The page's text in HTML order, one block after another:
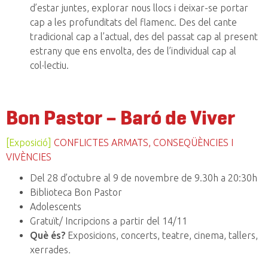
d’estar juntes, explorar nous llocs i deixar-se portar
cap a les profunditats del flamenc. Des del cante
tradicional cap a l’actual, des del passat cap al present
estrany que ens envolta, des de l’individual cap al
col·lectiu.
Bon Pastor – Baró de Viver
[Exposició]
CONFLICTES ARMATS, CONSEQÜÈNCIES I
VIVÈNCIES
Del 28 d’octubre al 9 de novembre de 9.30h a 20:30h
Biblioteca Bon Pastor
Adolescents
Gratuït/ Incripcions a partir del 14/11
Què és? Exposicions, concerts, teatre, cinema, tallers,
xerrades.